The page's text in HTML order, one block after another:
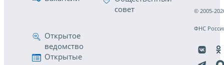
совет
Открытое
ведомство
Открытые
© 2005-
ФНС